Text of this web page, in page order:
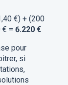
€) + (200
€ = 6.220 €
pour
si